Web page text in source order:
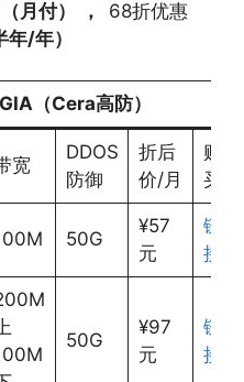
（月付） ，
68折优惠
年/年）
（Cera高防）
宽
DDOS
防御
折后
价/月
购
买
50G
¥57
元
链
接
50G
¥97
元
链
接